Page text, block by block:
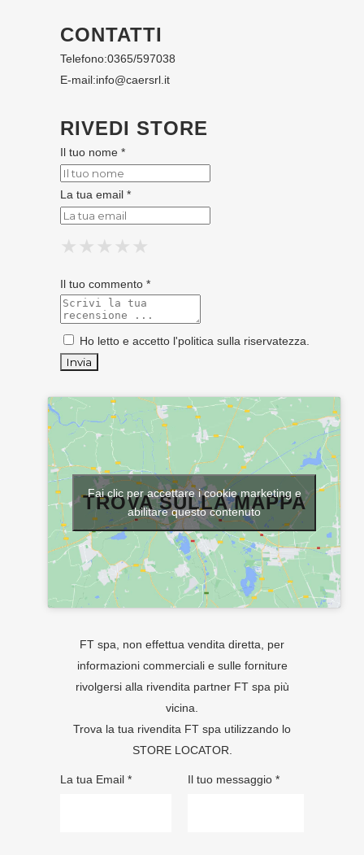
CONTATTI
Telefono:0365/597038
E-mail:info@caersrl.it
RIVEDI STORE
Il tuo nome *
La tua email *
★
★ ★
★ ★ ★
★ ★ ★ ★
★ ★ ★ ★ ★
Il tuo commento *
Ho letto e accetto l'politica sulla riservatezza
TROVA SULLA MAPPA
Fai clic per accettare i cookie marketing e
abilitare questo contenuto
FT spa, non effettua vendita diretta, per
informazioni commerciali e sulle forniture
rivolgersi alla rivendita partner FT spa più
vicina.
Trova la tua rivendita FT spa utilizzando lo
STORE LOCATOR
La tua Email * Il tuo messaggio *